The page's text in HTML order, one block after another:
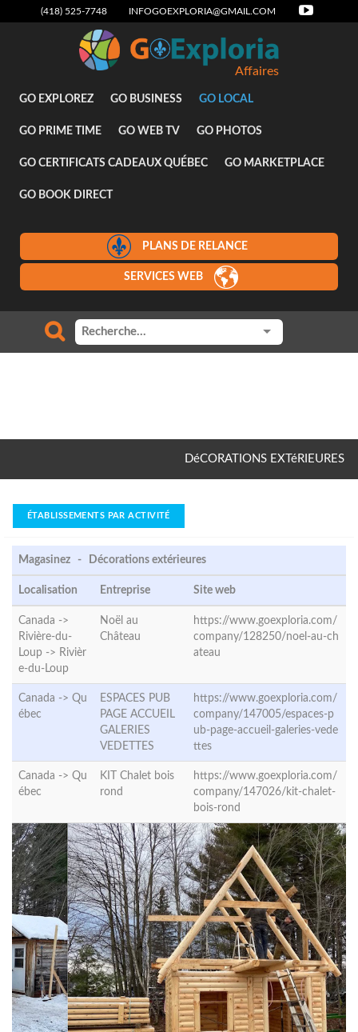
(418) 525-7748 INFOGOEXPLORIA@GMAIL.COM
Affaires
GO EXPLOREZ GO BUSINESS GO LOCAL
GO PRIME TIME GO WEB TV GO PHOTOS
GO CERTIFICATS CADEAUX QUÉBEC GO MARKETPLACE
GO BOOK DIRECT
PLANS DE RELANCE
SERVICES WEB
DéCORATIONS EXTéRIEURES
ÉTABLISSEMENTS PAR ACTIVITÉ
Magasinez - Décorations extérieures
Localisation Entreprise Site web
Canada ->
Rivière-du-
Loup -> Rivièr
e-du-Loup
Noël au
Château
https://www.goexploria.com/
company/128250/noel-au-ch
ateau
Canada -> Qu
ébec
ESPACES PUB
PAGE ACCUEIL
GALERIES
VEDETTES
https://www.goexploria.com/
company/147005/espaces-p
ub-page-accueil-galeries-vede
ttes
Canada -> Qu
ébec
KIT Chalet bois
rond
https://www.goexploria.com/
company/147026/kit-chalet-
bois-rond